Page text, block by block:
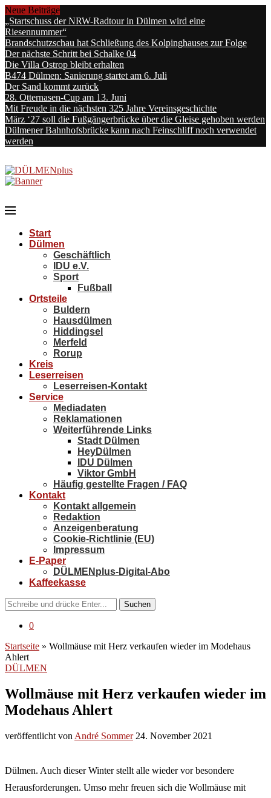
Neue Beiträge
„Startschuss der NRW-Radtour in Dülmen wird eine
Riesennummer“
Brandschutzschau hat Schließung des Kolpinghauses zur Folge
Der nächste Schritt bei Schalke 04
Die Villa Ostrop bleibt erhalten
B474 Dülmen: Sanierung startet am 6. Juli
Der Sand kommt zurück
28. Otternasen-Cup am 13. Juni
Mit Freude in die nächsten 325 Jahre Vereinsgeschichte
März ‘27 soll die Fußgängerbrücke über die Gleise gehoben werden
Dülmener Bahnhofsbrücke kann nach Feinschliff noch verwendet
werden
Start
Dülmen
Geschäftlich
IDU e.V.
Sport
Fußball
Ortsteile
Buldern
Hausdülmen
Hiddingsel
Merfeld
Rorup
Kreis
Leserreisen
Leserreisen-Kontakt
Service
Mediadaten
Reklamationen
Weiterführende Links
Stadt Dülmen
HeyDülmen
IDU Dülmen
Viktor GmbH
Häufig gestellte Fragen / FAQ
Kontakt
Kontakt allgemein
Redaktion
Anzeigenberatung
Cookie-Richtlinie (EU)
Impressum
E-Paper
DÜLMENplus-Digital-Abo
Kaffeekasse
Suchen
0
Startseite » Wollmäuse mit Herz verkaufen wieder im Modehaus
Ahlert
DÜLMEN
Wollmäuse mit Herz verkaufen wieder im
Modehaus Ahlert
veröffentlicht von André Sommer 24. November 2021
Dülmen. Auch dieser Winter stellt alle wieder vor besondere
Herausforderungen. Umso mehr freuen sich die Wollmäuse mit